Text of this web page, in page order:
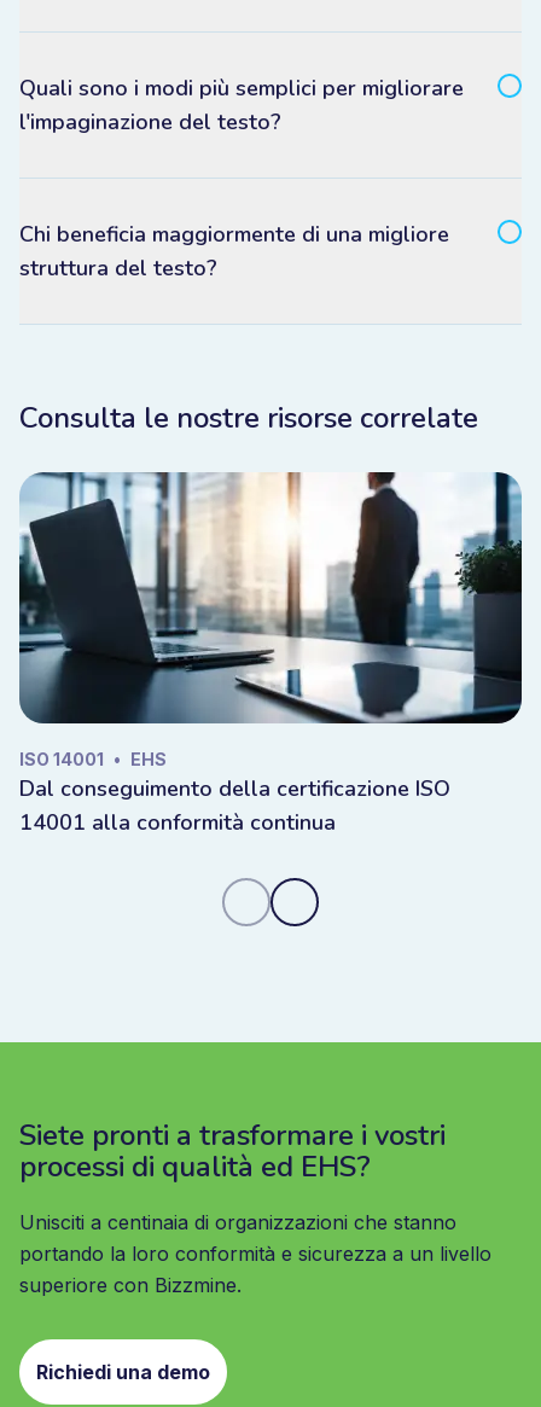
Quali sono i modi più semplici per migliorare
l'impaginazione del testo?
Chi beneficia maggiormente di una migliore
struttura del testo?
Consulta le nostre risorse correlate
ISO 14001 • EHS
Dal conseguimento della certificazione ISO
14001 alla conformità continua
Siete pronti a trasformare i vostri
processi di qualità ed EHS?
Unisciti a centinaia di organizzazioni che stanno
portando la loro conformità e sicurezza a un livello
superiore con Bizzmine.
Richiedi una demo